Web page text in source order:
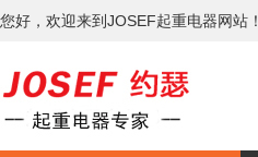
您好，欢迎来到JOSEF起重电器网站！